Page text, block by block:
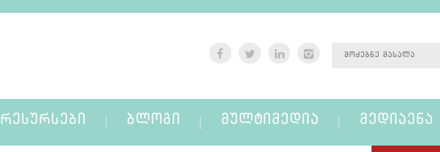
ᲠᲔᲡᲣᲠᲡᲔᲑᲘ ᲑᲚᲝᲒᲘ ᲛᲣᲚᲢᲘᲛᲔᲓᲘᲐ ᲛᲔᲓᲘᲐᲔᲜᲐ